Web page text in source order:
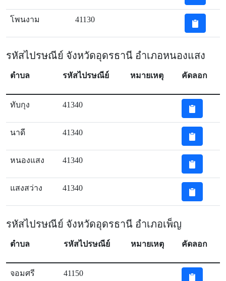
โพนงาม 41130
รหัสไปรษณีย์ จังหวัดอุดรธานี อำเภอหนองแสง
ตำบล รหัสไปรษณีย์ หมายเหตุ คัดลอก
ทับกุง 41340
นาดี 41340
หนองแสง 41340
แสงสว่าง 41340
รหัสไปรษณีย์ จังหวัดอุดรธานี อำเภอเพ็ญ
ตำบล รหัสไปรษณีย์ หมายเหตุ คัดลอก
จอมศรี 41150